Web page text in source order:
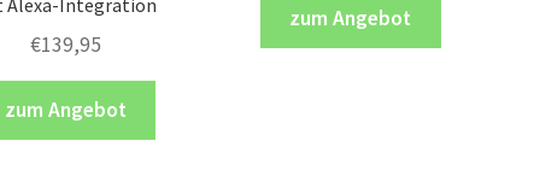
€139,95
zum Angebot
zum Angebot